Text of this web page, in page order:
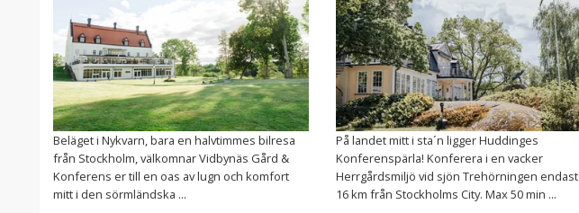
Beläget i Nykvarn, bara en halvtimmes bilresa
från Stockholm, välkomnar Vidbynäs Gård &
Konferens er till en oas av lugn och komfort
mitt i den sörmländska ...
På landet mitt i sta´n ligger Huddinges
Konferenspärla! Konferera i en vacker
Herrgårdsmiljö vid sjön Trehörningen endast
16 km från Stockholms City. Max 50 min ...